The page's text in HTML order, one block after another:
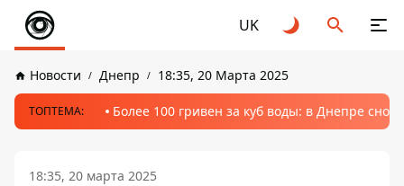
UK
Новости Днепр 18:35, 20 Марта 2025
ТОПТЕМА: Более 100 гривен за куб воды: в Днепре
18:35, 20 марта 2025